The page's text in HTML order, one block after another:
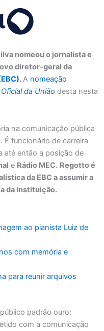
nomeou o jornalista e
diretor-geral da
. A nomeação
da União desta nesta
na comunicação pública
É funcionário de carreira
até então a posição de
e Rádio MEC. Regotto é
da EBC a assumir a
da instituição.
ao pianista Luiz de
com memória e
para reunir arquivos
padrão ouro:
com a comunicação